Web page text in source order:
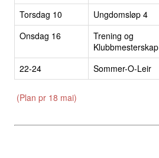
Torsdag 10
Ungdomsløp 4
Onsdag 16
Trening og
Klubbmesterskap
22-24
Sommer-O-Leir
(Plan pr 18 mai)